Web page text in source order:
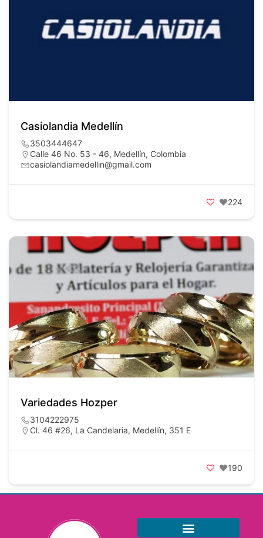
Casiolandia Medellín
3503444647
Calle 46 No. 53 - 46, Medellín, Colombia
casiolandiamedellin@gmail.com
224
Variedades Hozper
3104222975
Cl. 46 #26, La Candelaria, Medellín, 351 E
190